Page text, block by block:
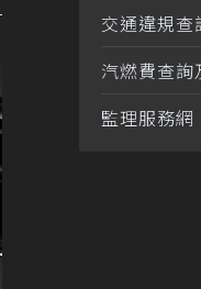
交通違規查
汽燃費查詢
監理服務網